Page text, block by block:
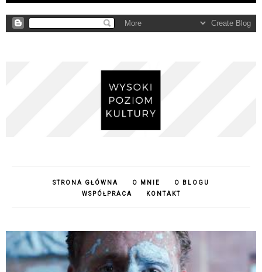
STRONA GŁÓWNA O MNIE
O BLOGU
WSPÓŁPRACA
KONTAKT